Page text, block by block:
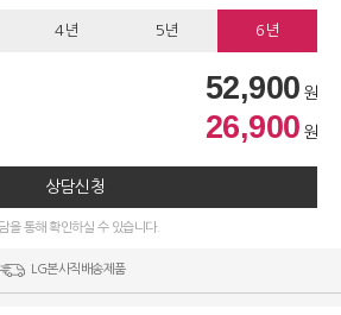
4년 5년 6년
52,900 원
26,900 원
상담신청
을 통해 확인하실 수 있습니다.
LG본사직배송제품